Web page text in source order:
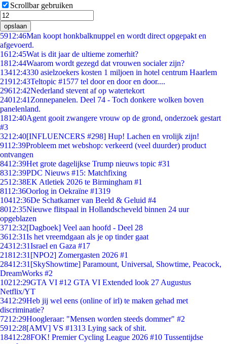
Scrollbar gebruiken
opslaan
5912:46Man koopt honkbalknuppel en wordt direct opgepakt en
afgevoerd.
1612:45Wat is dit jaar de ultieme zomerhit?
1812:44Waarom wordt gezegd dat vrouwen socialer zijn?
13412:4330 asielzoekers kosten 1 miljoen in hotel centrum Haarlem
21912:43Teltopic #1577 tel door en door en door....
29612:42Nederland stevent af op watertekort
24012:41 Zonnepanelen. Deel 74 - Toch donkere wolken boven
panelenland.
1812:40Agent gooit zwangere vrouw op de grond, onderzoek gestart
#3
3212:40[INFLUENCERS #298] Hup! Lachen en vrolijk zijn!
9112:39Probleem met webshop: verkeerd (veel duurder) product
ontvangen
8412:39Het grote dagelijkse Trump nieuws topic #31
8312:39PDC Nieuws #15: Matchfixing
2512:38EK Atletiek 2026 te Birmingham #1
8112:36Oorlog in Oekraïne #1319
10412:36De Schatkamer van Beeld & Geluid #4
8012:35Nieuwe flitspaal in Hollandscheveld binnen 24 uur
opgeblazen
3712:32[Dagboek] Veel aan hoofd - Deel 28
3612:31Is het vreemdgaan als je op tinder gaat
24312:31Israel en Gaza #17
21812:31 [NPO2] Zomergasten 2026 #1
28412:31 [SkyShowtime] Paramount, Universal, Showtime, Peacock,
DreamWorks #2
10212:29GTA VI #12 GTA VI Extended look 27 Augustus
Netflix/YT
3412:29Heb jij wel eens (online of irl) te maken gehad met
discriminatie?
7212:29Hoogleraar: "Mensen worden steeds dommer" #2
5912:28[AMV] VS #1313 Lying sack of shit.
18412:28FOK! Premier Cycling League 2026 #10 Tussentijdse